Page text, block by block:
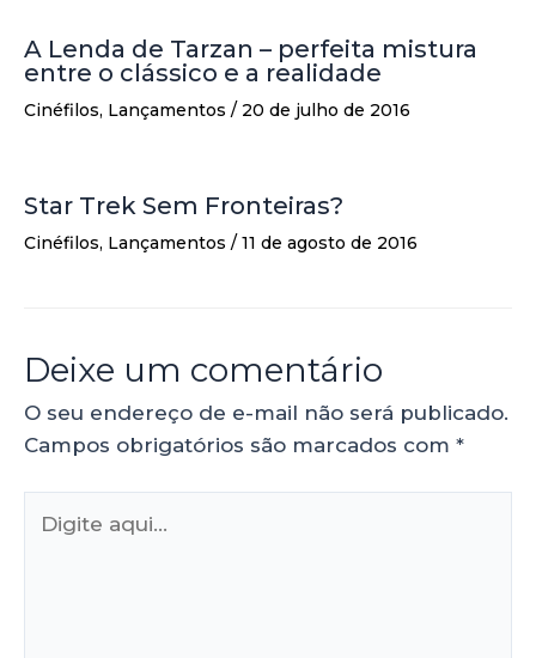
A Lenda de Tarzan – perfeita mistura
entre o clássico e a realidade
Cinéfilos, Lançamentos / 20 de julho de 2016
Star Trek Sem Fronteiras?
Cinéfilos, Lançamentos / 11 de agosto de 2016
Deixe um comentário
O seu endereço de e-mail não será publicado.
Campos obrigatórios são marcados com *